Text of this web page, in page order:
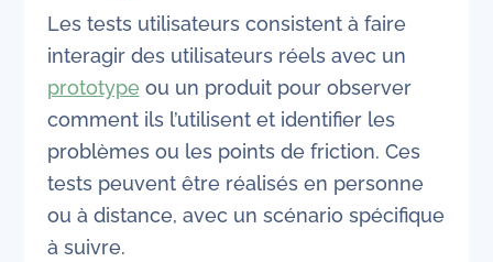
Les tests utilisateurs consistent à faire
interagir des utilisateurs réels avec un
prototype ou un produit pour observer
comment ils l’utilisent et identifier les
problèmes ou les points de friction. Ces
tests peuvent être réalisés en personne
ou à distance, avec un scénario spécifique
à suivre.